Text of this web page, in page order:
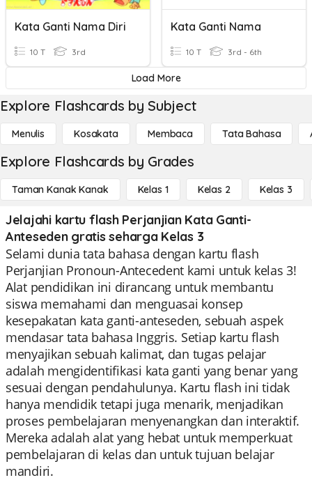
Kata Ganti Nama Diri
10 T 3rd
Kata Ganti Nama
10 T 3rd - 6th
Load More
Explore Flashcards by Subject
Menulis Kosakata Membaca Tata Bahasa
Explore Flashcards by Grades
Taman Kanak Kanak Kelas 1 Kelas 2 Kelas 3
Jelajahi kartu flash Perjanjian Kata Ganti-
Anteseden gratis seharga Kelas 3
Selami dunia tata bahasa dengan kartu flash
Perjanjian Pronoun-Antecedent kami untuk kelas 3!
Alat pendidikan ini dirancang untuk membantu
siswa memahami dan menguasai konsep
kesepakatan kata ganti-anteseden, sebuah aspek
mendasar tata bahasa Inggris. Setiap kartu flash
menyajikan sebuah kalimat, dan tugas pelajar
adalah mengidentifikasi kata ganti yang benar yang
sesuai dengan pendahulunya. Kartu flash ini tidak
hanya mendidik tetapi juga menarik, menjadikan
proses pembelajaran menyenangkan dan interaktif.
Mereka adalah alat yang hebat untuk memperkuat
pembelajaran di kelas dan untuk tujuan belajar
mandiri.